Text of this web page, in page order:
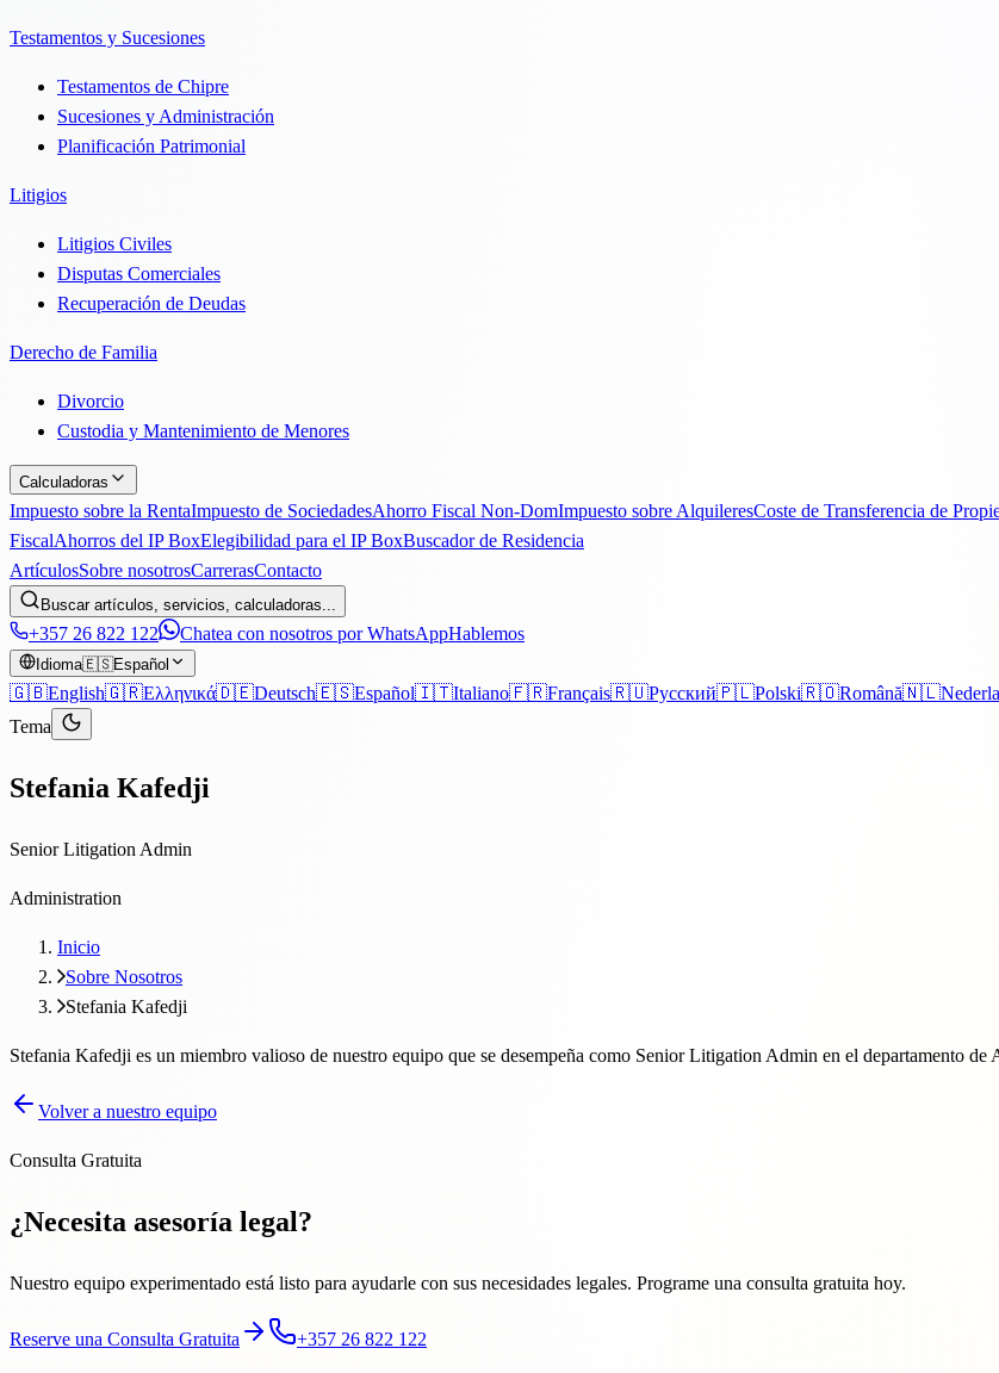
Testamentos y Sucesiones
Testamentos de Chipre
Sucesiones y Administración
Planificación Patrimonial
Litigios
Litigios Civiles
Disputas Comerciales
Recuperación de Deudas
Derecho de Familia
Divorcio
Custodia y Mantenimiento de Menores
Calculadoras
Impuesto sobre la RentaImpuesto de SociedadesAhorro Fiscal Non-DomImpuesto sobre AlquileresCoste de Transferencia de
FiscalAhorros del IP BoxElegibilidad para el IP BoxBuscador de Residencia
ArtículosSobre nosotrosCarrerasContacto
Buscar artículos, servicios, calculadoras...
+357 26 822 122 Chatea con nosotros por WhatsAppHablemos
Idioma🇪🇸Español
🇬🇧English🇬🇷Ελληνικά🇩🇪Deutsch🇪🇸Español🇮🇹Italiano🇫🇷Français🇷🇺Русский🇵🇱Polski🇷🇴Română🇳🇱
Tema
Stefania Kafedji
Senior Litigation Admin
Administration
Inicio
Sobre Nosotros
Stefania Kafedji
Stefania Kafedji es un miembro valioso de nuestro equipo que se desempeña como Senior Litigation Admin en el departamento de
Volver a nuestro equipo
Consulta Gratuita
¿Necesita asesoría legal?
Nuestro equipo experimentado está listo para ayudarle con sus necesidades legales. Programe una consulta gratuita hoy.
Reserve una Consulta Gratuita +357 26 822 122